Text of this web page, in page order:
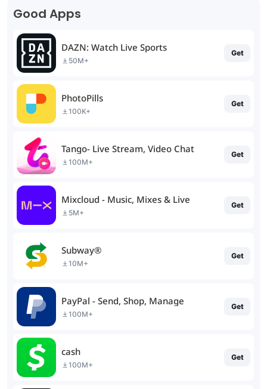
Good Apps
DAZN: Watch Live Sports
50M+
Get
PhotoPills
100K+
Get
Tango- Live Stream, Video Chat
100M+
Get
Mixcloud - Music, Mixes & Live
5M+
Get
Subway®
10M+
Get
PayPal - Send, Shop, Manage
100M+
Get
cash
100M+
Get